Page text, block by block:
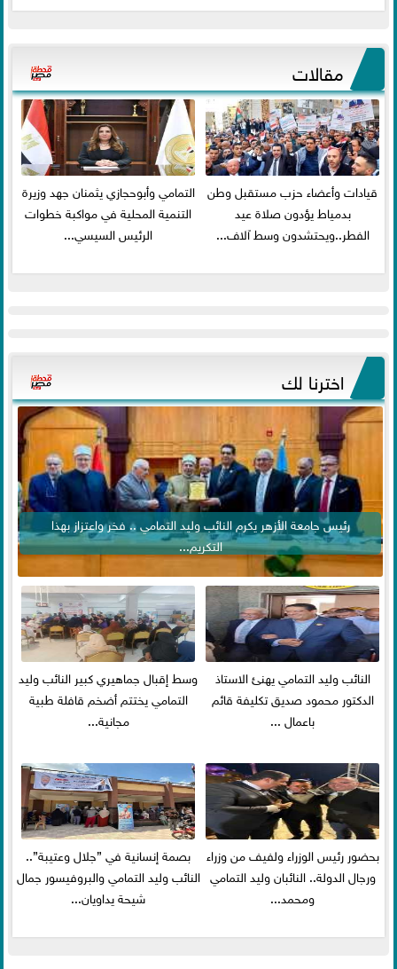
مقالات
قيادات وأعضاء حزب مستقبل وطن
بدمياط يؤدون صلاة عيد
الفطر..ويحتشدون وسط آلاف...
التمامي وأبوحجازي يثمنان جهد وزيرة
التنمية المحلية في مواكبة خطوات
الرئيس السيسي...
اخترنا لك
رئيس جامعة الأزهر يكرم النائب وليد التمامي .. فخر واعتزاز بهذا
التكريم...
النائب وليد التمامي يهنئ الاستاذ
الدكتور محمود صديق تكليفة قائم
باعمال ...
وسط إقبال جماهيري كبير النائب وليد
التمامي يختتم أضخم قافلة طبية
مجانية...
بحضور رئيس الوزراء ولفيف من وزراء
ورجال الدولة.. النائبان وليد التمامي
ومحمد...
بصمة إنسانية في ”جلال وعتيبة”..
النائب وليد التمامي والبروفيسور جمال
شيحة يداويان...